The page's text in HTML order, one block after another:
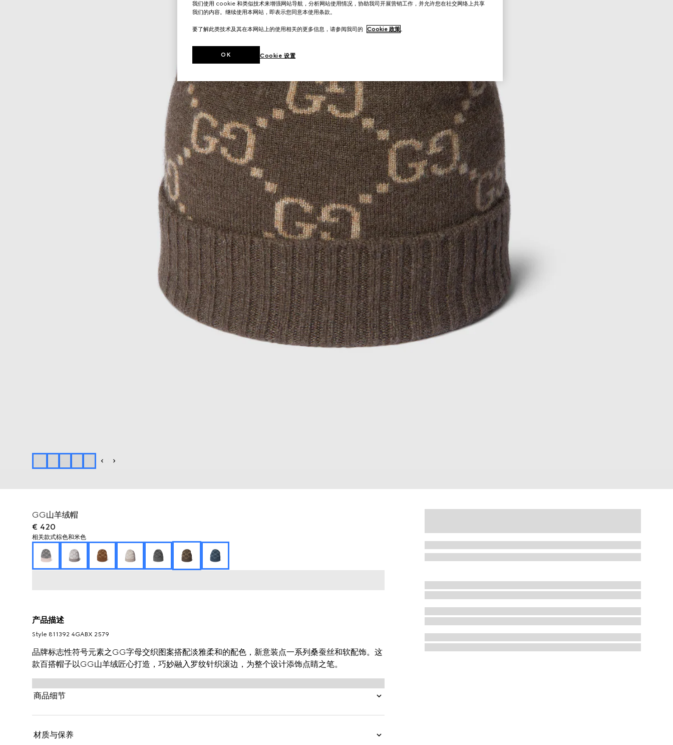
GG山羊绒帽
€ 420
相关款式棕色和米色
产品描述
Style ‎811392 4GABX 2579
品牌标志性符号元素之GG字母交织图案搭配淡雅柔和的配色，新意装点一系列桑蚕丝和软配饰。这
款百搭帽子以GG山羊绒匠心打造，巧妙融入罗纹针织滚边，为整个设计添饰点睛之笔。
商品细节
材质与保养
我们使用 cookie 和类似技术来增强网站导航，分析网站使用情况，协助我司开展营销工作，并允许您在社交网络上共享
我们的内容。继续使用本网站，即表示您同意本使用条款。
要了解此类技术及其在本网站上的使用相关的更多信息，请参阅我司的 Cookie 政策。
Cookie 设置
OK